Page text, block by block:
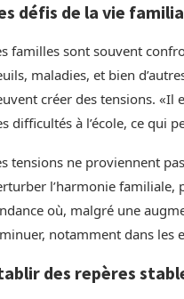
défis de la vie
familles sont souvent
maladies, et bien
créer des tensions. «Il
difficultés à l’école, ce qui
tensions ne proviennent
l’harmonie familiale,
où, malgré une
notamment dans les
des repères